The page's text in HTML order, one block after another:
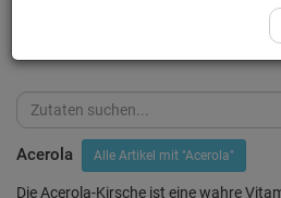
Acerola Alle Artikel mit "Acerola"
Die Acerola-Kirsche ist eine wahre